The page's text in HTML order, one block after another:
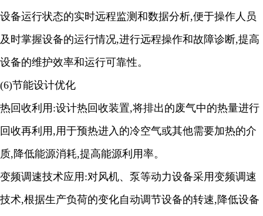
设备运行状态的实时远程监测和数据分析,便于操作人员
及时掌握设备的运行情况,进行远程操作和故障诊断,提高
设备的维护效率和运行可靠性。
(6)节能设计优化
热回收利用 :设计热回收装置,将排出的废气中的热量进行
回收再利用,用于预热进入的冷空气或其他需要加热的介
质,降低能源消耗,提高能源利用率。
变频调速技术应用 :对风机、泵等动力设备采用变频调速
技术,根据生产负荷的变化自动调节设备的转速,降低设备